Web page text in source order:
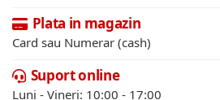
Plata in magazin
Card sau Numerar (cash)
Suport online
Luni - Vineri: 10:00 - 17:00